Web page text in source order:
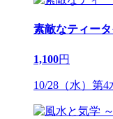
素敵なティー
1,100円
10/28（水）第4